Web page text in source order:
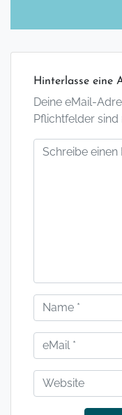
Hinterlasse eine
Deine eMail-
Pflichtfelder sind